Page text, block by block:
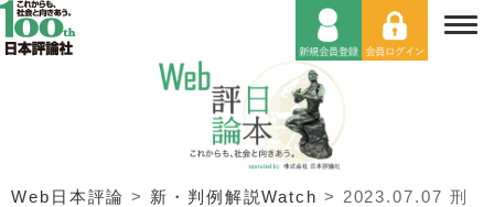
Web日本評論 > 新・判例解説Watch > 2023.07.07 刑